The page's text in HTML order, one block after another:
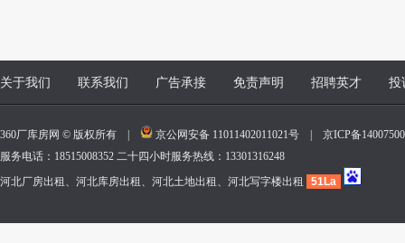
关于我们 联系我们 广告承接 免责声明 招聘英才 投
360厂库房网 © 版权所有 | 京公网安备 11011402011021号
京ICP备
服务电话：18515008352 二十四小时服务热线：13301316248
河北厂房出租、河北库房出租、河北土地出租、河北写字楼出租
51La